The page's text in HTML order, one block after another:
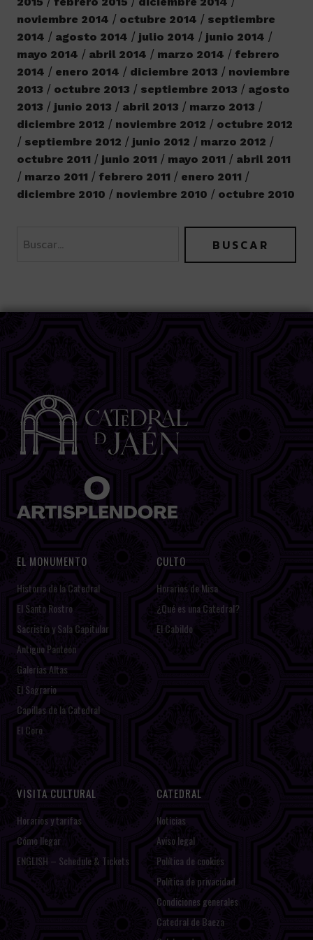
noviembre 2014
octubre 2014
septiembre
2014
agosto 2014 julio 2014
junio 2014
mayo 2014
abril 2014 marzo 2014
febrero
2014
enero 2014 diciembre 2013
noviembre
2013
octubre 2013 septiembre 2013
agosto
2013
junio 2013 abril 2013
marzo 2013
diciembre 2012
noviembre 2012
octubre 2012
septiembre 2012
junio 2012
marzo 2012
octubre 2011
junio 2011 mayo 2011
abril 2011
marzo 2011
febrero 2011
enero 2011
diciembre 2010
noviembre 2010 octubre 2010
EL MONUMENTO
Historia de la Catedral
El Santo Rostro
Sacristía y Sala Capitular
Antiguo Panteón
Galerías Altas
El Sagrario
Capillas de la Catedral
El Coro
CULTO
Horarios de Misa
¿Qué es una Catedral?
El Cabildo
VISITA CULTURAL
Horarios y tarifas
Cómo llegar
ENGLISH – Schedule & Tickets
CATEDRAL
Noticias
Aviso legal
Política de cookies
Política de privacidad
Condiciones generales
Catedral de Baeza